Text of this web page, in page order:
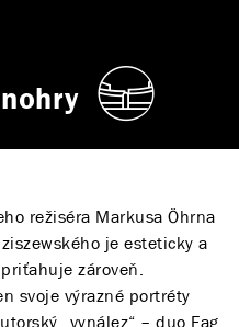
režiséra Markusa Öhrna
je esteticky a
zároveň.
svoje výrazné portréty
„vynález“ – duo Fag